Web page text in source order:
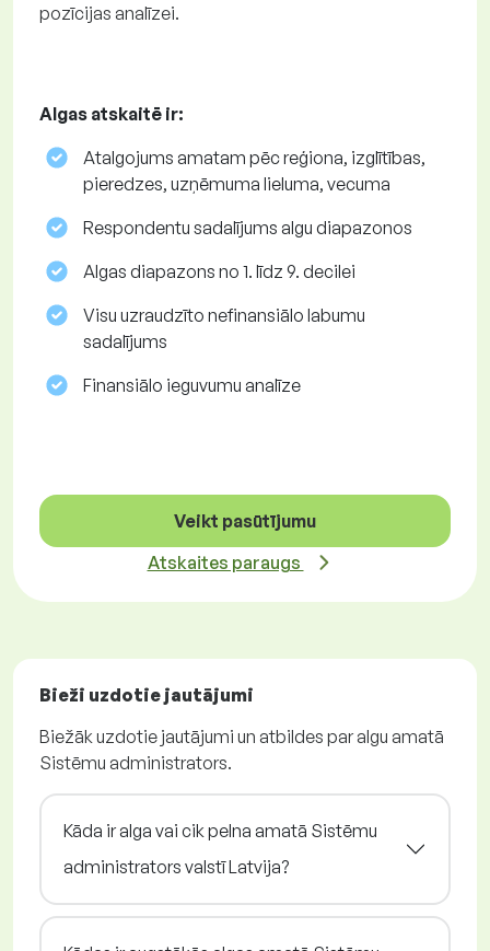
pozīcijas analīzei.
Algas atskaitē ir:
Atalgojums amatam pēc reģiona, izglītības,
pieredzes, uzņēmuma lieluma, vecuma
Respondentu sadalījums algu diapazonos
Algas diapazons no 1. līdz 9. decilei
Visu uzraudzīto nefinansiālo labumu
sadalījums
Finansiālo ieguvumu analīze
Veikt pasūtījumu
Atskaites paraugs
Bieži uzdotie jautājumi
Biežāk uzdotie jautājumi un atbildes par algu amatā
Sistēmu administrators.
Kāda ir alga vai cik pelna amatā Sistēmu
administrators valstī Latvija?